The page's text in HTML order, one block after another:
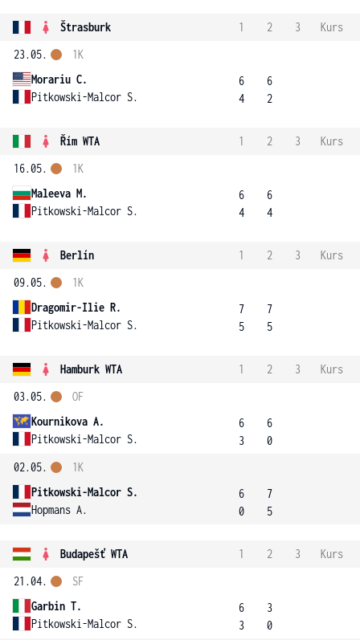
Štrasburk 1 2 3
Kurs
23.05.
Morariu C.
Pitkowski-Malcor S.
1K
6
4
6
2
Řím WTA 1 2 3
Kurs
16.05.
Maleeva M.
Pitkowski-Malcor S.
1K
6
4
6
4
Berlín 1 2 3
Kurs
09.05.
Dragomir-Ilie R.
Pitkowski-Malcor S.
1K
7
5
7
5
Hamburk WTA 1 2 3
Kurs
03.05.
Kournikova A.
Pitkowski-Malcor S.
OF
6
3
6
0
02.05.
Pitkowski-Malcor S.
Hopmans A.
1K
6
0
7
5
Budapešť WTA 1 2 3
Kurs
21.04.
Garbin T.
Pitkowski-Malcor S.
SF
6
3
3
0